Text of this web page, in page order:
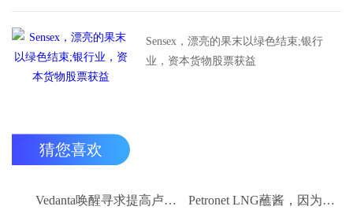
Sensex，漂亮的果末以绿色结束;银行
业，资本货物股票获益
猜您喜欢
Vedanta唤醒寻求提高卢比。25-30亿卢比 Petronet LNG蘸酱，因为RBI禁令新鲜FII购买